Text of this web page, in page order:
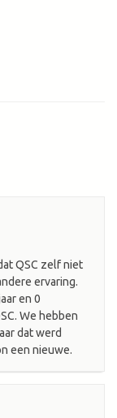
QSC zelf niet
ervaring.
en 0
We hebben
dat werd
een nieuwe.